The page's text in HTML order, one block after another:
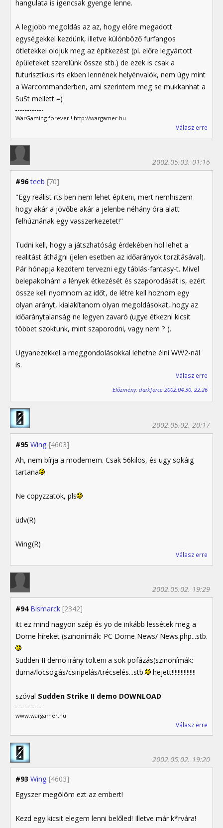
hangulata is igencsak gyenge lenne.
A legjobb megoldás az az, hogy előre megadott
egységekkel kezdünk, illetve különböző furfangos
ötletekkel oldjuk meg az épitkezést (pl. előre legyártott
épületeket szerelünk össze stb.) de ezek is csak a
futurisztikus rts ekben lennének helyénvalók, nem úgy mint
a Warcommanderben, ami szerintem meg se mukkanhat a
SuSt mellett =)
WarGaming forever ! http://wargamer.hu
Válasz erre
#96 teeb [70]
2002.05.03. 01:16
"Egy reálist rts ben nem lehet épiteni, mert nemhiszem
hogy akár a jövőbe akár a jelenbe néhány óra alatt
felhúznának egy vasszerkezetet!"
Tudni kell, hogy a játszhatóság érdekében hol lehet a
realitást áthágni (jelen esetben az időarányok torzításával).
Pár hónapja kezdtem tervezni egy táblás-fantasy-t. Mivel
belepakolnám a lények étkezését és szaporodását is, ezért
össze kell nyomnom az időt, de létre kell hoznom egy
olyan arányt, kialakítanom olyan megoldásokat, hogy az
időaránytalanság ne legyen zavaró (ugye étkezni kicsit
többet szoktunk, mint szaporodni, vagy nem ? ).
Ugyanezekkel a meggondolásokkal lehetne élni WW2-nál
is.
Válasz erre
Előzmény: darkforce 2002.04.30. 22:26
#95 Wing [4603]
2002.05.02. 20:17
Ah, nem bírja a modemem. Csak 56kilos, és ugy sokáig
tartana
Ne copyzzatok, pls
üdv(R)
Wing(R)
Válasz erre
#94 Bismarck [2342]
2002.05.02. 19:29
itt ez mind nagyon szép és yo de inkább lessétek meg a
Dome híreket (szinonímák: PC Dome News/ News.php...stb.
Sudden II demo irány tölteni a sok pofázás(szinonímák:
duma/locsogás/csiripelás/trécselés...stb.
hejett!!!!!!!!!!!!!!!!
szóval Sudden Strike II demo DOWNLOAD
www.wargamer.hu
Válasz erre
#93 Wing [4603]
2002.05.02. 19:20
Egyszer megölöm ezt az embert!
Kezd egy kicsit elegem lenni belőled! Illetve már k*rvára!